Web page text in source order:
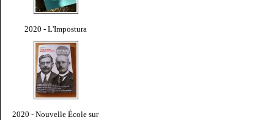
2020 - L'Impostura
2020 - Nouvelle École sur